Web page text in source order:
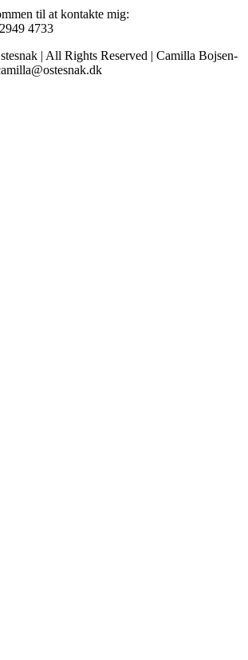
til at kontakte mig:
4733
| All Rights Reserved | Camilla Bojsen-